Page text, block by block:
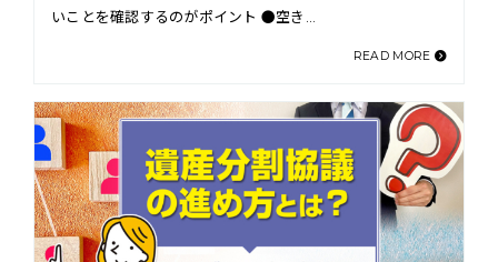
いことを確認するのがポイント ●空き…
READ MORE